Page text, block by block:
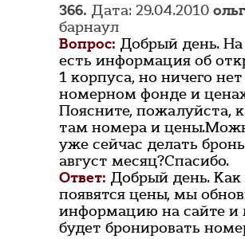
366. Дата: 29.04.2010
барнаул
Вопрос: Добрый день. На
есть информация об
1 корпуса, но ничего
номерном фонде и
Поясните, пожалуйста,
там номера и
уже сейчас делать
август месяц?Спасибо.
Ответ: Добрый день. Как
появятся цены, мы
информацию на сайте
будет бронировать